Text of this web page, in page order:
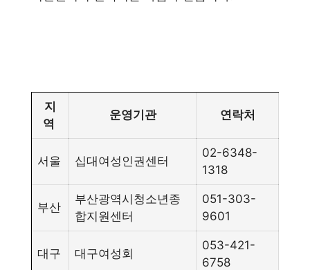
지
역
운영기관 연락처
서울 십대여성인권센터
02-6348-
1318
부산
부산광역시청소년종
합지원센터
051-303-
9601
대구 대구여성회
053-421-
6758